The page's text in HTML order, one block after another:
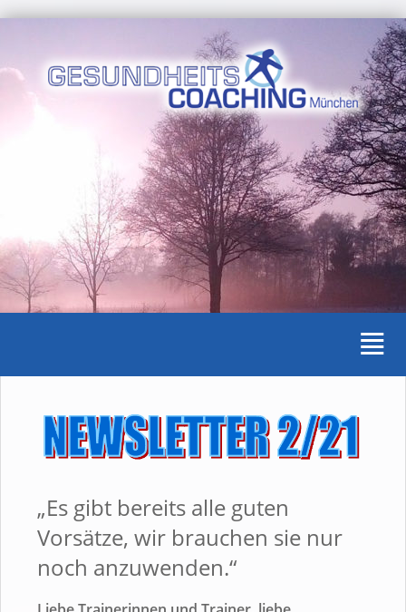
„Es gibt bereits alle guten
Vorsätze, wir brauchen sie nur
noch anzuwenden.“